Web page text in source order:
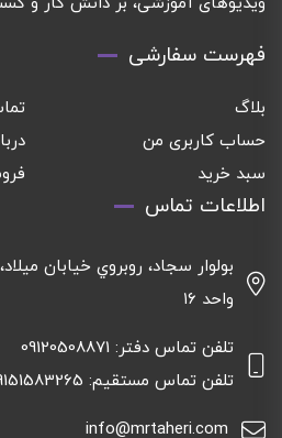
فهرست سفارشی
بلاگ
حساب کاربری من
سبد خرید
اطلاعات تماس
واحد ١٦
تلفن تماس دفتر: 09120508871
تلفن تماس مستقیم: 09151583265
info@mrtaheri.com